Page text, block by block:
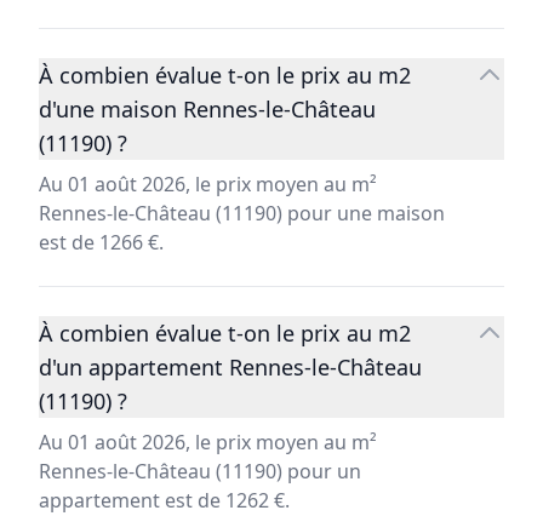
À combien évalue t-on le prix au m2
d'une maison Rennes-le-Château
(11190) ?
Au 01 août 2026, le prix moyen au m²
Rennes-le-Château (11190) pour une maison
est de 1266 €.
À combien évalue t-on le prix au m2
d'un appartement Rennes-le-Château
(11190) ?
Au 01 août 2026, le prix moyen au m²
Rennes-le-Château (11190) pour un
appartement est de 1262 €.